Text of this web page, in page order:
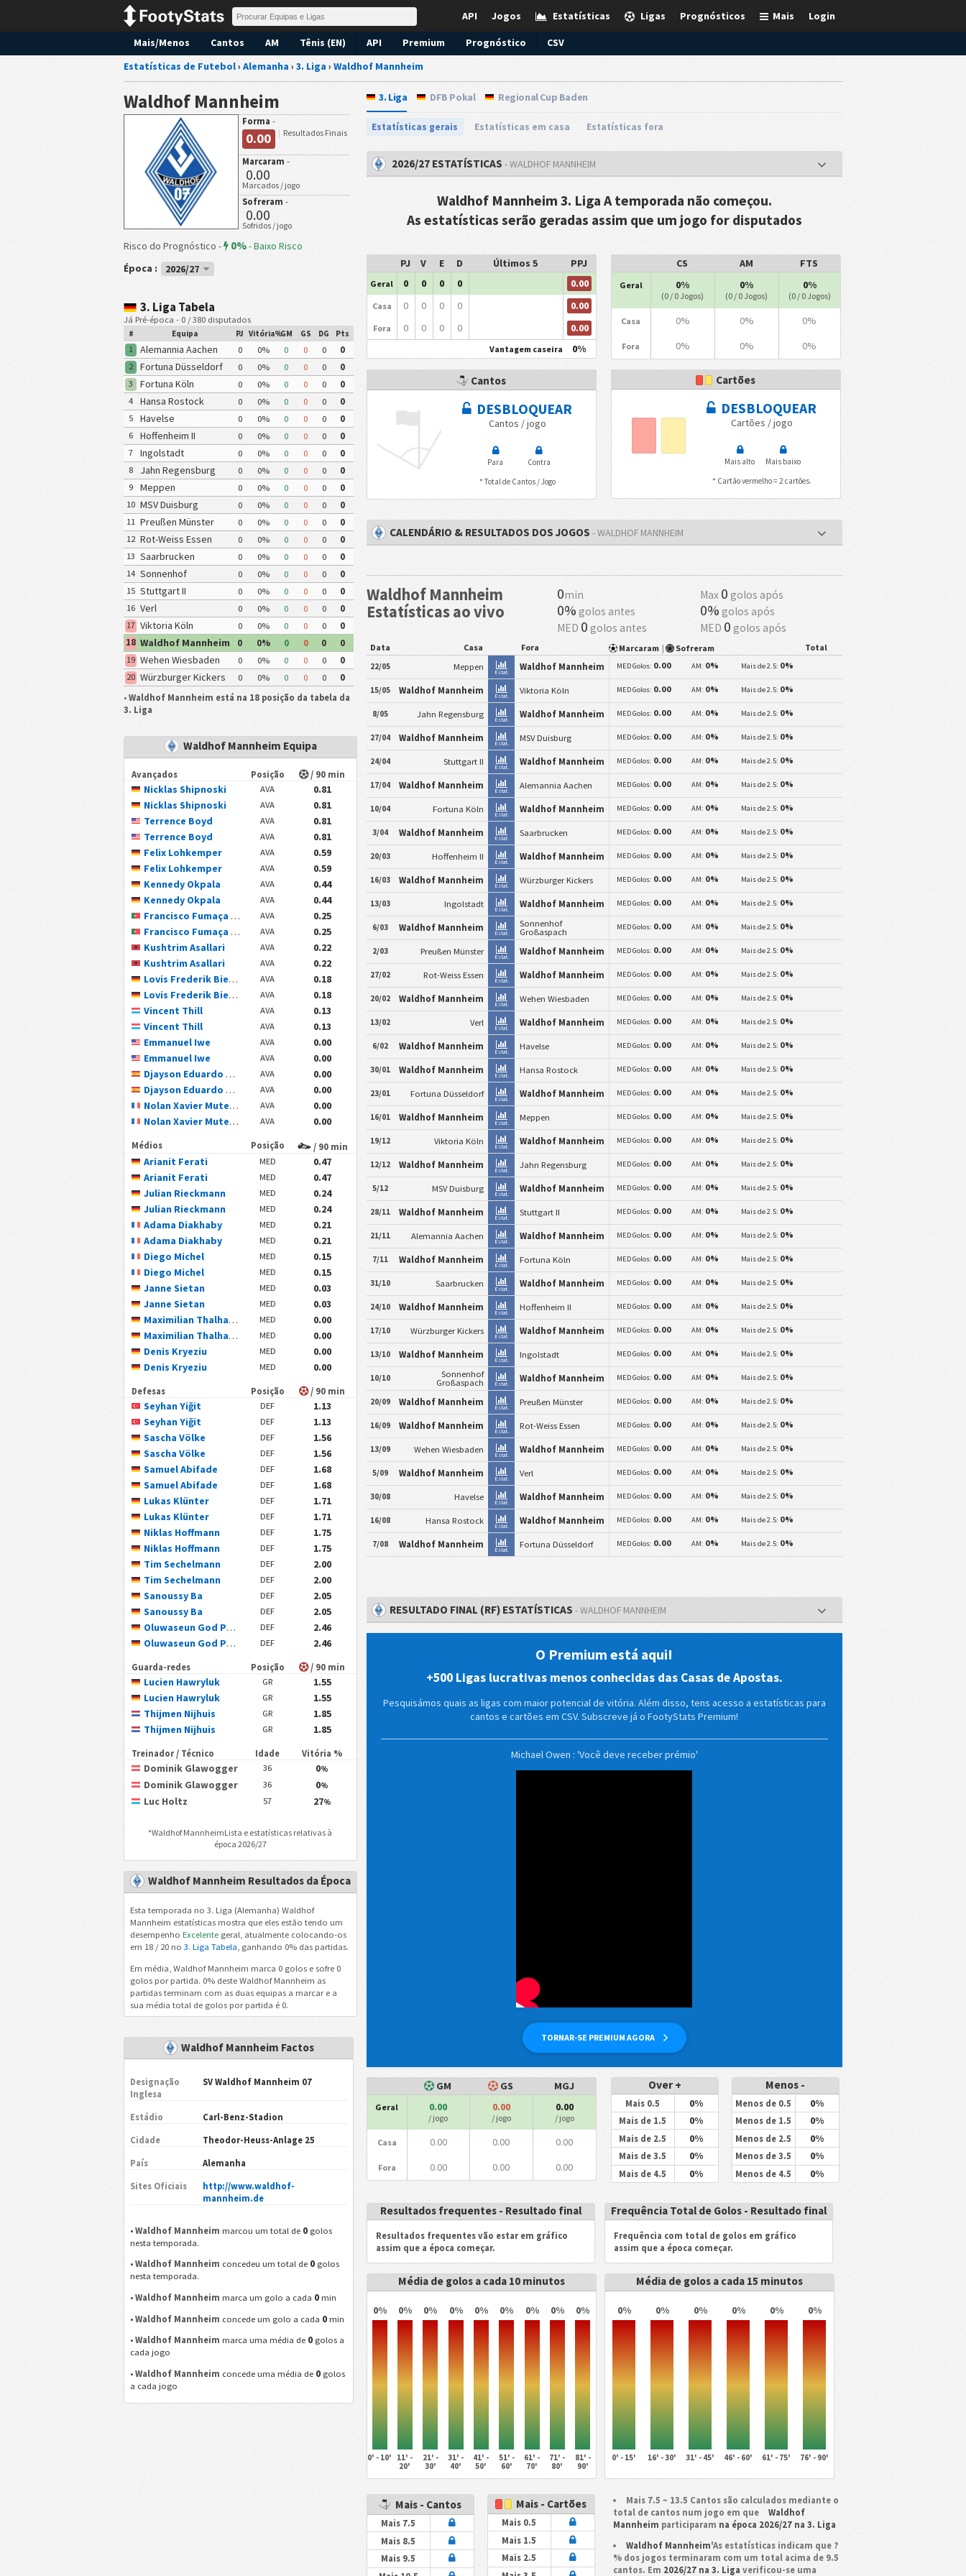
Login
Mais
Prognósticos
Ligas
Estatísticas
Jogos
API
Mais/Menos Cantos AM Tênis (EN) API Premium Prognóstico
CSV
Estatísticas de Futebol› Alemanha › 3. Liga › Waldhof Mannheim
Waldhof Mannheim
Forma -
0.00 Resultados Finais
Marcaram -
0.00
Marcados / jogo
Sofreram -
0.00
Sofridos / jogo
Risco do Prognóstico - 0%-Baixo Risco
Época :
2026/27
3. Liga Tabela
Já Pré-época - 0 / 380 disputados
# Equipa PJ Vitória%GM GS DG Pts
1 Alemannia Aachen 0 0% 0 0 0
0
2
Fortuna Düsseldorf 0 0% 0 0 0
0
3
Fortuna Köln 0 0% 0 0 0
0
4
Hansa Rostock 0 0% 0 0 0
0
5
Havelse 0 0% 0 0 0
0
6
Hoffenheim II 0 0% 0 0 0
0
7
Ingolstadt 0 0% 0 0 0
0
8
Jahn Regensburg 0 0% 0 0 0
0
9
Meppen 0 0% 0 0 0
0
10 MSV Duisburg 0 0% 0 0 0
0
11 Preußen Münster 0 0% 0 0 0
0
12 Rot-Weiss Essen 0 0% 0 0 0
0
13 Saarbrucken 0 0% 0 0 0
0
14 Sonnenhof
Großaspach
0 0% 0 0 0
0
15 Stuttgart II 0 0% 0 0 0
0
16 Verl 0 0% 0 0 0
0
17 Viktoria Köln 0 0% 0 0 0
0
18 Waldhof Mannheim 0 0% 0 0 0
0
19 Wehen Wiesbaden 0 0% 0 0 0
0
20 Würzburger Kickers 0 0% 0 0 0
0
• Waldhof Mannheim está na 18 posição da tabela da
3. Liga
Waldhof Mannheim Equipa
Avançados Posição / 90 min
Nicklas Shipnoski AVA
0.81
Nicklas Shipnoski
AVA
0.81
Terrence Boyd
AVA
0.81
Terrence Boyd
AVA
0.81
Felix Lohkemper
AVA
0.59
Felix Lohkemper
AVA
0.59
Kennedy Okpala
AVA
0.44
Kennedy Okpala
AVA
0.44
Francisco Fumaça Mascarenhas Costa Pessoa
AVA
0.25
Francisco Fumaça Mascarenhas Costa Pessoa
AVA
0.25
Kushtrim Asallari
AVA
0.22
Kushtrim Asallari
AVA
0.22
Lovis Frederik Bierschenk
AVA
0.18
Lovis Frederik Bierschenk
AVA
0.18
Vincent Thill
AVA
0.13
Vincent Thill
AVA
0.13
Emmanuel Iwe
AVA
0.00
Emmanuel Iwe
AVA
0.00
Djayson Eduardo Cardoso Mendes
AVA
0.00
Djayson Eduardo Cardoso Mendes
AVA
0.00
Nolan Xavier Muteba N'Tumba
AVA
0.00
Nolan Xavier Muteba N'Tumba
AVA 0.00
Médios Posição / 90 min
Arianit Ferati MED
0.47
Arianit Ferati
MED
0.47
Julian Rieckmann
MED
0.24
Julian Rieckmann
MED
0.24
Adama Diakhaby
MED
0.21
Adama Diakhaby
MED
0.21
Diego Michel
MED
0.15
Diego Michel
MED
0.15
Janne Sietan
MED
0.03
Janne Sietan
MED
0.03
Maximilian Thalhammer
MED
0.00
Maximilian Thalhammer
MED
0.00
Denis Kryeziu
MED
0.00
Denis Kryeziu
MED 0.00
Defesas Posição / 90 min
Seyhan Yiğit DEF
1.13
Seyhan Yiğit
DEF
1.13
Sascha Völke
DEF
1.56
Sascha Völke
DEF
1.56
Samuel Abifade
DEF
1.68
Samuel Abifade
DEF
1.68
Lukas Klünter
DEF
1.71
Lukas Klünter
DEF
1.71
Niklas Hoffmann
DEF
1.75
Niklas Hoffmann
DEF
1.75
Tim Sechelmann
DEF
2.00
Tim Sechelmann
DEF
2.00
Sanoussy Ba
DEF
2.05
Sanoussy Ba
DEF
2.05
Oluwaseun God Power Osaro Ogbemudia
DEF
2.46
Oluwaseun God Power Osaro Ogbemudia
DEF 2.46
Guarda-redes Posição / 90 min
Lucien Hawryluk GR
1.55
Lucien Hawryluk
GR
1.55
Thijmen Nijhuis
GR
1.85
Thijmen Nijhuis
GR 1.85
Treinador / Técnico Idade Vitória %
Dominik Glawogger 36 0%
Dominik Glawogger 36 0%
Luc Holtz 57 27%
*Waldhof MannheimLista e estatísticas relativas à
época 2026/27
Waldhof Mannheim Resultados da Época
Esta temporada no 3. Liga (Alemanha) Waldhof
Mannheim estatísticas mostra que eles estão tendo um
desempenho Excelentegeral, atualmente colocando-os
em 18 / 20 no 3. Liga Tabela , ganhando 0% das partidas.
Em média, Waldhof Mannheim marca 0 golos e sofre 0
golos por partida. 0% deste Waldhof Mannheim as
partidas terminam com as duas equipas a marcar e a
sua média total de golos por partida é 0.
Waldhof Mannheim Factos
Designação
Inglesa
SV Waldhof Mannheim 07
Estádio Carl-Benz-Stadion
Cidade Theodor-Heuss-Anlage 25
País Alemanha
Sites Oficiais
http://www.waldhof-
mannheim.de
•Waldhof Mannheim marcou um total de 0 golos
nesta temporada.
•Waldhof Mannheim concedeu um total de 0 golos
nesta temporada.
•Waldhof Mannheim marca um golo a cada 0 min
•Waldhof Mannheim concede um golo a cada 0 min
•Waldhof Mannheim marca uma média de 0 golos a
cada jogo
•Waldhof Mannheim concede uma média de 0 golos
a cada jogo
3. Liga DFB Pokal Regional Cup Baden
Estatísticas gerais Estatísticas em casa Estatísticas fora
2026/27 ESTATÍSTICAS - WALDHOF MANNHEIM
Waldhof Mannheim 3. Liga A temporada não começou.
As estatísticas serão geradas assim que um jogo for disputados
PJ V E D Últimos 5 PPJ
Geral 0 0 0 0 0.00
Casa 0 0 0 0 0.00
Fora 0 0 0 0 0.00
Vantagem caseira 0%
CS AM FTS
Geral 0%
(0 / 0 Jogos)
0%
(0 / 0 Jogos)
0%
(0 / 0 Jogos)
Casa 0% 0% 0%
Fora 0% 0% 0%
Cantos
DESBLOQUEAR
Cantos / jogo
Para
Contra
* Total de Cantos / Jogo
Cartões
DESBLOQUEAR
Cartões / jogo
Mais alto
Mais baixo
* Cartão vermelho = 2 cartões.
CALENDÁRIO & RESULTADOS DOS JOGOS - WALDHOF MANNHEIM
Waldhof Mannheim
Estatísticas ao vivo
0min Max 0 golos após
0% golos antes 0% golos após
MED 0 golos antes MED 0 golos após
Data Casa Fora Marcaram| Sofreram Total
22/05 Meppen
Estat.
Waldhof Mannheim MED Golos: 0.00 AM: 0% Mais de 2.5: 0%
15/05 Waldhof Mannheim
Estat.
Viktoria Köln MED Golos: 0.00 AM: 0% Mais de 2.5: 0%
8/05 Jahn Regensburg
Estat.
Waldhof Mannheim MED Golos: 0.00 AM: 0% Mais de 2.5: 0%
27/04 Waldhof Mannheim
Estat.
MSV Duisburg MED Golos: 0.00 AM: 0% Mais de 2.5: 0%
24/04 Stuttgart II
Estat.
Waldhof Mannheim MED Golos: 0.00 AM: 0% Mais de 2.5: 0%
17/04 Waldhof Mannheim
Estat.
Alemannia Aachen MED Golos: 0.00 AM: 0% Mais de 2.5: 0%
10/04 Fortuna Köln
Estat.
Waldhof Mannheim MED Golos: 0.00 AM: 0% Mais de 2.5: 0%
3/04 Waldhof Mannheim
Estat.
Saarbrucken MED Golos: 0.00 AM: 0% Mais de 2.5: 0%
20/03 Hoffenheim II
Estat.
Waldhof Mannheim MED Golos: 0.00 AM: 0% Mais de 2.5: 0%
16/03 Waldhof Mannheim
Estat.
Würzburger Kickers MED Golos: 0.00 AM: 0% Mais de 2.5: 0%
13/03 Ingolstadt
Estat.
Waldhof Mannheim MED Golos: 0.00 AM: 0% Mais de 2.5: 0%
6/03 Waldhof Mannheim
Estat.
Sonnenhof
Großaspach
MED Golos: 0.00 AM: 0% Mais de 2.5: 0%
2/03 Preußen Münster
Estat.
Waldhof Mannheim MED Golos: 0.00 AM: 0% Mais de 2.5: 0%
27/02 Rot-Weiss Essen
Estat.
Waldhof Mannheim MED Golos: 0.00 AM: 0% Mais de 2.5: 0%
20/02 Waldhof Mannheim
Estat.
Wehen Wiesbaden MED Golos: 0.00 AM: 0% Mais de 2.5: 0%
13/02 Verl
Estat.
Waldhof Mannheim MED Golos: 0.00 AM: 0% Mais de 2.5: 0%
6/02 Waldhof Mannheim
Estat.
Havelse MED Golos: 0.00 AM: 0% Mais de 2.5: 0%
30/01 Waldhof Mannheim
Estat.
Hansa Rostock MED Golos: 0.00 AM: 0% Mais de 2.5: 0%
23/01 Fortuna Düsseldorf
Estat.
Waldhof Mannheim MED Golos: 0.00 AM: 0% Mais de 2.5: 0%
16/01 Waldhof Mannheim
Estat.
Meppen MED Golos: 0.00 AM: 0% Mais de 2.5: 0%
19/12 Viktoria Köln
Estat.
Waldhof Mannheim MED Golos: 0.00 AM: 0% Mais de 2.5: 0%
12/12 Waldhof Mannheim
Estat.
Jahn Regensburg MED Golos: 0.00 AM: 0% Mais de 2.5: 0%
5/12 MSV Duisburg
Estat.
Waldhof Mannheim MED Golos: 0.00 AM: 0% Mais de 2.5: 0%
28/11 Waldhof Mannheim
Estat.
Stuttgart II MED Golos: 0.00 AM: 0% Mais de 2.5: 0%
21/11 Alemannia Aachen
Estat.
Waldhof Mannheim MED Golos: 0.00 AM: 0% Mais de 2.5: 0%
7/11 Waldhof Mannheim
Estat.
Fortuna Köln MED Golos: 0.00 AM: 0% Mais de 2.5: 0%
31/10 Saarbrucken
Estat.
Waldhof Mannheim MED Golos: 0.00 AM: 0% Mais de 2.5: 0%
24/10 Waldhof Mannheim
Estat.
Hoffenheim II MED Golos: 0.00 AM: 0% Mais de 2.5: 0%
17/10 Würzburger Kickers
Estat.
Waldhof Mannheim MED Golos: 0.00 AM: 0% Mais de 2.5: 0%
13/10 Waldhof Mannheim
Estat.
Ingolstadt MED Golos: 0.00 AM: 0% Mais de 2.5: 0%
10/10
Sonnenhof
Großaspach
Estat.
Waldhof Mannheim MED Golos: 0.00 AM: 0% Mais de 2.5: 0%
20/09 Waldhof Mannheim
Estat.
Preußen Münster MED Golos: 0.00 AM: 0% Mais de 2.5: 0%
16/09 Waldhof Mannheim
Estat.
Rot-Weiss Essen MED Golos: 0.00 AM: 0% Mais de 2.5: 0%
13/09 Wehen Wiesbaden
Estat.
Waldhof Mannheim MED Golos: 0.00 AM: 0% Mais de 2.5: 0%
5/09 Waldhof Mannheim
Estat.
Verl MED Golos: 0.00 AM: 0% Mais de 2.5: 0%
30/08 Havelse
Estat.
Waldhof Mannheim MED Golos: 0.00 AM: 0% Mais de 2.5: 0%
16/08 Hansa Rostock
Estat.
Waldhof Mannheim MED Golos: 0.00 AM: 0% Mais de 2.5: 0%
7/08 Waldhof Mannheim
Estat.
Fortuna Düsseldorf MED Golos: 0.00 AM: 0% Mais de 2.5: 0%
RESULTADO FINAL (RF) ESTATÍSTICAS - WALDHOF MANNHEIM
O Premium está aqui!
+500 Ligas lucrativas menos conhecidas das Casas de Apostas.
Pesquisámos quais as ligas com maior potencial de vitória. Além disso, tens acesso a estatísticas para
cantos e cartões em CSV. Subscreve já o FootyStats Premium!
TORNAR-SE PREMIUM AGORA
Michael Owen : 'Você deve receber prémio'
GM GS MGJ
Geral 0.00
/ jogo
0.00
/ jogo
0.00
/ jogo
Casa 0.00 0.00 0.00
Fora 0.00 0.00 0.00
Over +
Mais 0.5 0%
Mais de 1.5 0%
Mais de 2.5 0%
Mais de 3.5 0%
Mais de 4.5 0%
Menos -
Menos de 0.5 0%
Menos de 1.5 0%
Menos de 2.5 0%
Menos de 3.5 0%
Menos de 4.5 0%
Resultados frequentes - Resultado final
Resultados frequentes vão estar em gráfico
assim que a época começar.
Frequência Total de Golos - Resultado final
Frequência com total de golos em gráfico
assim que a época começar.
Média de golos a cada 10 minutos
0% 0% 0% 0% 0% 0% 0% 0% 0%
0' - 10'
11' -
20'
21' -
30'
31' -
40'
41' -
50'
51' -
60'
61' -
70'
71' -
80'
81' -
90'
Média de golos a cada 15 minutos
0% 0% 0% 0% 0% 0%
0' - 15' 16' - 30' 31' - 45' 46' - 60' 61' - 75' 76' - 90'
Mais - Cantos
Mais 7.5
Mais 8.5
Mais 9.5
Mais - Cartões
Mais 0.5
Mais 1.5
Mais 2.5
Mais 7.5 ~ 13.5 Cantos são calculados mediante o
total de cantos num jogo em queWaldhof
Mannheim participaram na época 2026/27 na 3. Liga
Waldhof Mannheim'As estatísticas indicam que ?
% dos jogos terminaram com um total acima de 9.5
cantos. Em 2026/27 na 3. Liga verificou-se uma